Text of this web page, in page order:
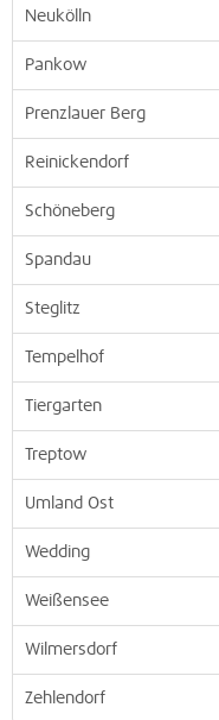
Neukölln
Pankow
Prenzlauer Berg
Reinickendorf
Schöneberg
Spandau
Steglitz
Tempelhof
Tiergarten
Treptow
Umland Ost
Wedding
Weißensee
Wilmersdorf
Zehlendorf